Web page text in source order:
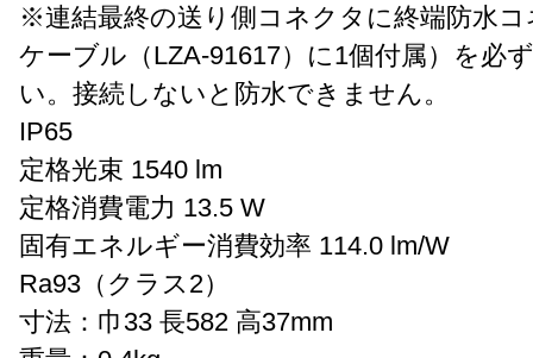
※連結最終の送り側コネクタに終端防水
ケーブル（LZA-91617）に1個付属）を必
い。接続しないと防水できません。
IP65
定格光束 1540 lm
定格消費電力 13.5 W
固有エネルギー消費効率 114.0 lm/W
Ra93（クラス2）
寸法：巾33 長582 高37mm